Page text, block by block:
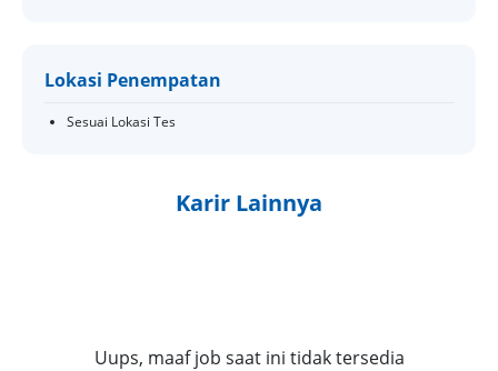
Lokasi Penempatan
Sesuai Lokasi Tes
Karir Lainnya
Uups, maaf job saat ini tidak tersedia